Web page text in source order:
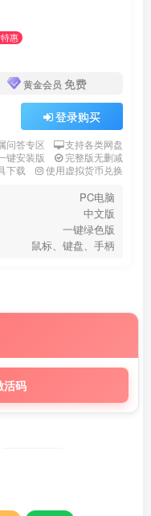
惠
黄金会员 免费
登录购买
问答专区
支持各类网盘
键安装版
完整版无删减
下载
使用虚拟货币兑换
PC电脑
中文版
一键绿色版
鼠标、键盘、手柄
活码